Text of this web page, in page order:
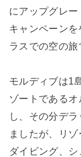
にアップグレ
キャンペーン
ラスでの空の旅
モルディブは1
ゾートである
し、その分デ
ましたが、リ
ダイビング、